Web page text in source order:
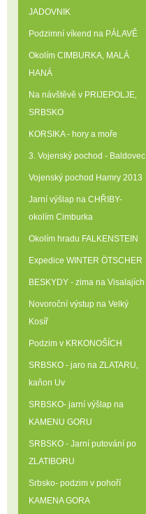
JADOVNIK
Podzimní víkend na PÁLAVĚ
Okolím CIMBURKA‚ MALÁ
HANÁ
Na návštěvě v PRIJEPOLJE‚
SRBSKO
KORSIKA - hory a moře
3. Vojenský pochod - Baldovec
Vojenský pochod Hamry 2013
Jarní výšlap na CHŘIBY-
okolím Cimburka
Okolím hradu FALKENSTEIN
Expedice WINTER ÖTSCHER
BESKYDY - zima na Visalajích
Novoroční výstup na Velký
Kosíř
Podzim v KRKONOŠÍCH
SRBSKO - jaro na ZLATARU‚
kaňon Uv
SRBSKO- jarní výšlap na
KAMENU GORU
SRBSKO - Jarní putování po
ZLATIBORU
Srbsko- podzim v pohoří
KAMENA GORA